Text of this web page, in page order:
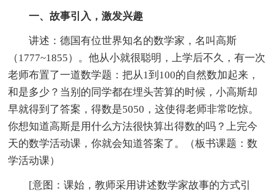
一、故事引入，激发兴趣
讲述：德国有位世界知名的数学家，名叫高斯
（1777~1855）。他从小就很聪明，上学后不久，有一次
老师布置了一道数学题：把从1到100的自然数加起来，
和是多少？当别的同学都在埋头苦算的时候，小高斯却
早就得到了答案，得数是5050，这使得老师非常吃惊。
你想知道高斯是用什么方法很快算出得数的吗？上完今
天的数学活动课，你就会知道答案了。（板书课题：数
学活动课）
[意图：课始，教师采用讲述数学家故事的方式引